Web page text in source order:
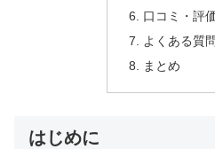
口コミ・評
よくある質
まとめ
はじめに